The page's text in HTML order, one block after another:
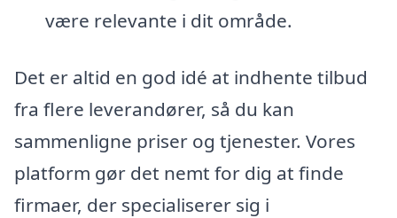
være relevante i dit område.
Det er altid en god idé at indhente tilbud
fra flere leverandører, så du kan
sammenligne priser og tjenester. Vores
platform gør det nemt for dig at finde
firmaer, der specialiserer sig i